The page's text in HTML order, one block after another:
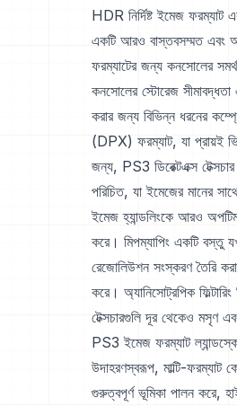
HDR নির্দিষ্ট ইমেজ ফরম্যাট
একটি আরও বাস্তবসম্মত এবং
ফরম্যাটের জন্য কনসোলের
কনসোলের স্টোরেজ
করার জন্য বিভিন্ন ধরনের
(DPX) ফরম্যাট, যা প্রায়ই
জন্য, PS3 ডিরেক্টএক্স
পরিচিত, যা ইমেজের মানের
ইমেজ হ্যান্ডলিংকে আরও
করে। মিপম্যাপিং একটি বস্তু
রেজোলিউশন সংস্করণ তৈরি
করে। অ্যানিসোট্রপিক
টেক্সচারগুলি দূর থেকেও মসৃণ
PS3 ইমেজ ফরম্যাট
উদাহরণস্বরূপ, মাল্টি-
গুরুত্বপূর্ণ ভূমিকা পালন করে,